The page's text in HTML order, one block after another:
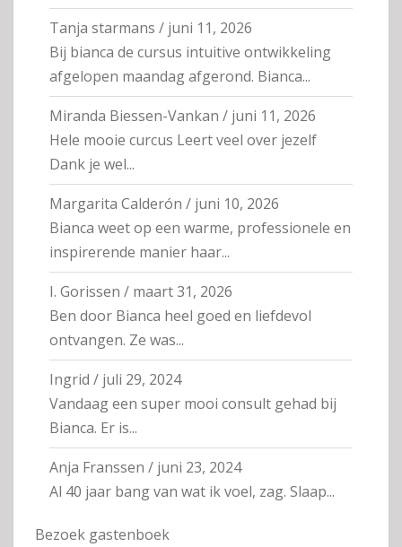
Tanja starmans / juni 11, 2026
Bij bianca de cursus intuitive ontwikkeling
afgelopen maandag afgerond. Bianca...
Miranda Biessen-Vankan / juni 11, 2026
Hele mooie curcus Leert veel over jezelf
Dank je wel...
Margarita Calderón / juni 10, 2026
Bianca weet op een warme, professionele en
inspirerende manier haar...
I. Gorissen / maart 31, 2026
Ben door Bianca heel goed en liefdevol
ontvangen. Ze was...
Ingrid / juli 29, 2024
Vandaag een super mooi consult gehad bij
Bianca. Er is...
Anja Franssen / juni 23, 2024
Al 40 jaar bang van wat ik voel, zag. Slaap...
Bezoek gastenboek